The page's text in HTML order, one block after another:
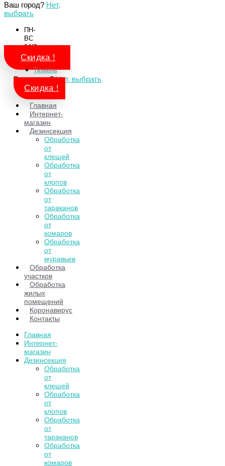
Ваш город? Нет,
выбрать
ПН-
ВС
24/7
Отзывы
Cкидка !
Тюмень
Ваш город?Нет, выбрать
Cкидка !
Главная
Интернет-
магазин
Дезинсекция
Обработка
от
клещей
Обработка
от
клопов
Обработка
от
тараканов
Обработка
от
комаров
Обработка
от
муравьев
Обработка
участков
Обработка
жилых
помещений
Коронавирус
Контакты
Главная
Интернет-
магазин
Дезинсекция
Обработка
от
клещей
Обработка
от
клопов
Обработка
от
тараканов
Обработка
от
комаров